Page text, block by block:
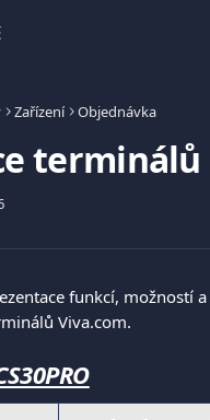
Zařízení Objednávka
terminálů
funkcí, možností
Viva.com.